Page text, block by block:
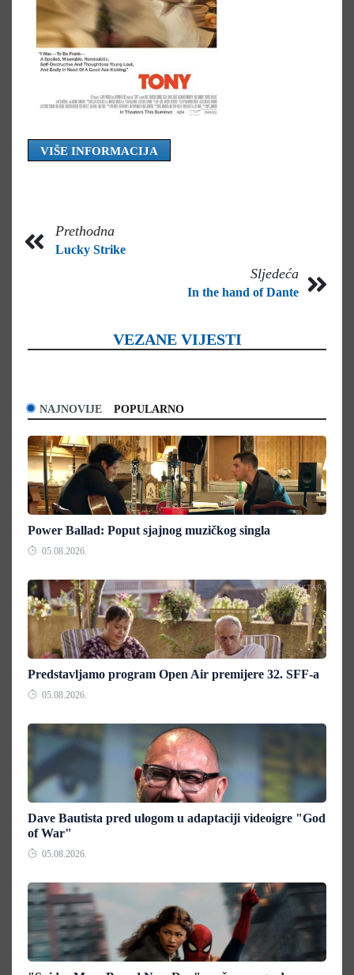
VIŠE INFORMACIJA
Prethodna
Lucky Strike
Sljedeća
In the hand of Dante
VEZANE VIJESTI
NAJNOVIJE POPULARNO
Power Ballad: Poput sjajnog muzičkog singla
05.08.2026.
Predstavljamo program Open Air premijere 32. SFF-a
05.08.2026.
Dave Bautista pred ulogom u adaptaciji videoigre "God
of War"
05.08.2026.